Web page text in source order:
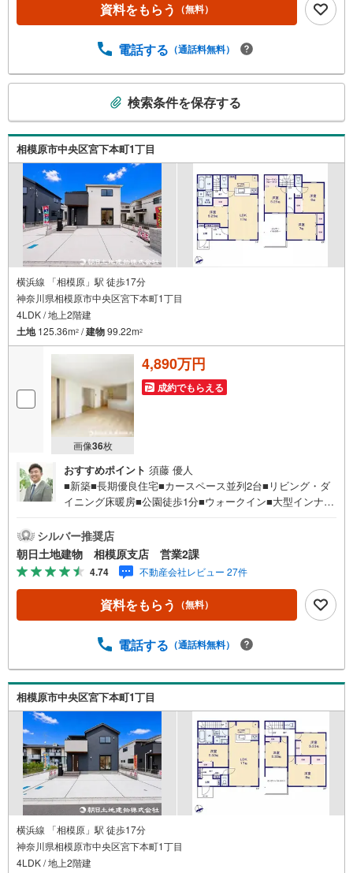
おります。契約件数5万件を突破し、数多くの実績を積むこ
りました。私達はお客様に安心感をお持ち頂ける自信があ
紹介しておりますが、その後の物件のご説明、資金計画、
税金相談などについては、上司である担当課長も同席でご
説明させていただきます。
資料をもらう （無料）
電話する （通話料無料）
検
索
条
受
け
取
る
・
条
を
マ
す
る
検索条件を保存する
相模原市中央区宮下本町1丁目
横浜線 「相模原」駅 徒歩17分
神奈川県相模原市中央区宮下本町1丁目
4LDK / 地上2階建
土地125.36m2 /建物99.22m2
画像36枚
4,890万円
成約でもらえる
おすすめポイント 須藤 優人
■新築■長期優良住宅■カースペース並列2台■リビング・ダ
イニング床暖房■公園徒歩1分■ウォークイン■大型インナー
0:00】上記時間はお電話が繋がりやすくなっております。
人気物件には特に問い合わせが集中するため、お早めにお
電話ください。「室内・現地を見学する」ボタンよりご予
約いただくとご見学がスムーズです。【創業42周年の実
績】弊社は1985年町田にて開業し、東京・神奈川・埼玉エ
リアに13店舗展開しております。契約件数5万件を突破し、
イスが出来るようになりました。私達はお客様に安心感を
担当営業が物件情報を紹介しておりますが、その後の物件
のご説明、資金計画、税金相談などについては、上司であ
る担当課長も同席でご説明させていただきます。
シルバー推奨店
朝日土地建物 相模原支店 営業2課
4.74 不動産会社レビュー 27件
資料をもらう （無料）
電話する （通話料無料）
相模原市中央区宮下本町1丁目
横浜線 「相模原」駅 徒歩17分
神奈川県相模原市中央区宮下本町1丁目
4LDK / 地上2階建